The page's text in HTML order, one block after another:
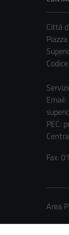
Città
Email:
PEC:
Fax:
Area